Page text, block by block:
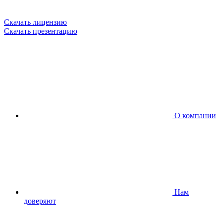
Скачать лицензию
Скачать презентацию
О компании
Нам
доверяют